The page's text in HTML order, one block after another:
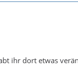
ihr dort etwas